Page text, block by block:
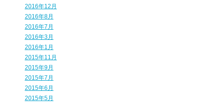
2016年12月
2016年8月
2016年7月
2016年3月
2016年1月
2015年11月
2015年9月
2015年7月
2015年6月
2015年5月